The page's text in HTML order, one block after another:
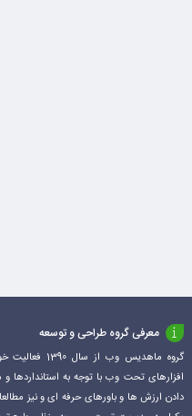
معرفی گروه طراحی و توسعه
گروه ماهدیس
افزارهای تحت وب با توجه به استانداردها و
دادن ارزش ها و باورهای حرفه ای و نیز